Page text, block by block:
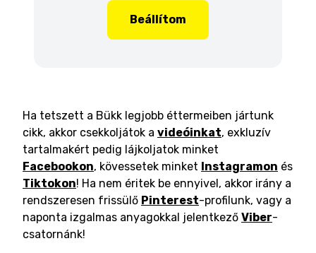
Beállítom
Ha tetszett a Bükk legjobb éttermeiben jártunk
cikk, akkor csekkoljátok a videóinkat, exkluzív
tartalmakért pedig lájkoljatok minket
Facebookon, kövessetek minket Instagramon és
Tiktokon! Ha nem éritek be ennyivel, akkor irány a
rendszeresen frissülő Pinterest-profilunk, vagy a
naponta izgalmas anyagokkal jelentkező Viber-
csatornánk!